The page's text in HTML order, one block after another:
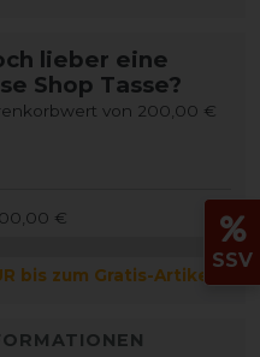
lieber eine
Shop Tasse?
von 200,00 €
€
bis zum Gratis-Artikel
SSV